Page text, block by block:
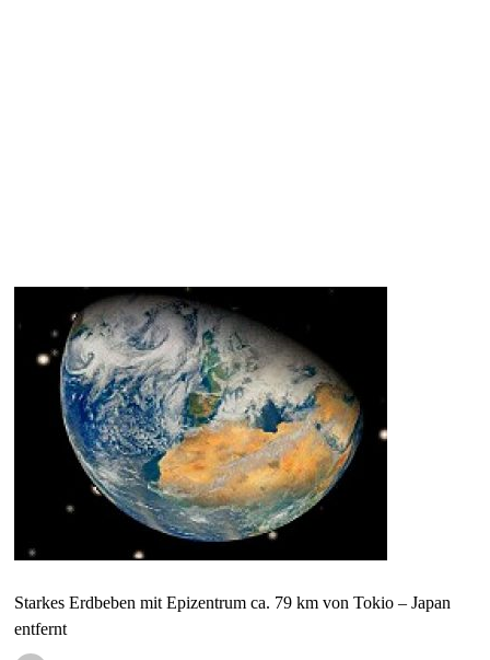
Starkes Erdbeben mit Epizentrum ca. 79 km von Tokio – Japan
entfernt